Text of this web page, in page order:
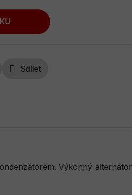
Sdílet
Výkonný alternátor